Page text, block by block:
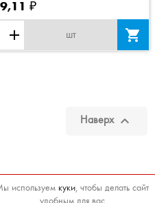
используем куки, чтобы делать сайт
удобным для вас
₽
add шт 
Наверх 